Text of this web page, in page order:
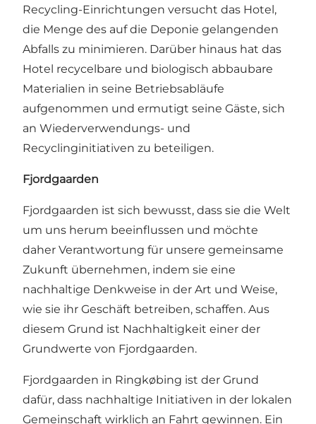
Recycling-Einrichtungen versucht das Hotel,
die Menge des auf die Deponie gelangenden
Abfalls zu minimieren. Darüber hinaus hat das
Hotel recycelbare und biologisch abbaubare
Materialien in seine Betriebsabläufe
aufgenommen und ermutigt seine Gäste, sich
an Wiederverwendungs- und
Recyclinginitiativen zu beteiligen.
Fjordgaarden
Fjordgaarden ist sich bewusst, dass sie die Welt
um uns herum beeinflussen und möchte
daher Verantwortung für unsere gemeinsame
Zukunft übernehmen, indem sie eine
nachhaltige Denkweise in der Art und Weise,
wie sie ihr Geschäft betreiben, schaffen. Aus
diesem Grund ist Nachhaltigkeit einer der
Grundwerte von Fjordgaarden.
Fjordgaarden in Ringkøbing ist der Grund
dafür, dass nachhaltige Initiativen in der lokalen
Gemeinschaft wirklich an Fahrt gewinnen. Ein